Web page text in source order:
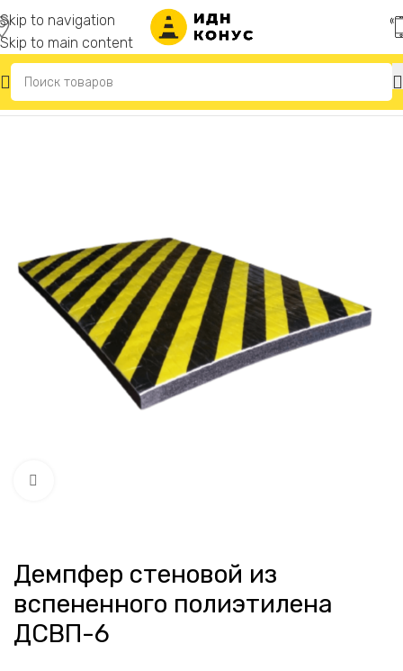
Skip to navigation
Skip to main content
Главная Резиновые отбойники для стен
Демпфер стеновой из
вспененного полиэтилена
ДСВП-6